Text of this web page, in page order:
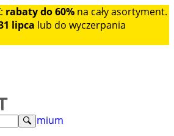
: rabaty do 60% na cały asortyment.
lipca lub do wyczerpania
premium